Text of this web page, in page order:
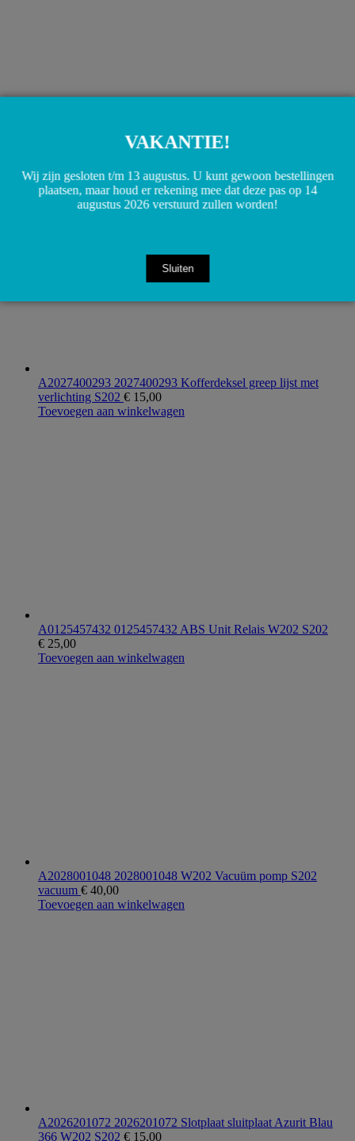
A2028200456 A2028200450 Kenteken verlichting W202
A2027400293 2027400293 Kofferdeksel greep lijst met
verlichting S202 € 15,00
Toevoegen aan winkelwagen
A0125457432 0125457432 ABS Unit Relais W202 S202
€ 25,00
Toevoegen aan winkelwagen
A2028001048 2028001048 W202 Vacuüm pomp S202
vacuum € 40,00
Toevoegen aan winkelwagen
A2026201072 2026201072 Slotplaat sluitplaat Azurit Blau
366 W202 S202 € 15,00
VAKANTIE!
Wij zijn gesloten t/m 13 augustus. U kunt gewoon bestellingen
plaatsen, maar houd er rekening mee dat deze pas op 14
augustus 2026 verstuurd zullen worden!
Sluiten